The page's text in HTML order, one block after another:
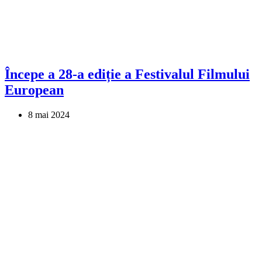
Începe a 28-a ediție a Festivalul Filmului
European
8 mai 2024